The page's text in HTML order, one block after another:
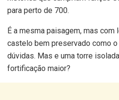
para perto de 700.
É a mesma paisagem, mas
castelo bem preservado como o
dúvidas. Mas e uma torre
fortificação maior?